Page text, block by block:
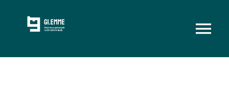
CHI SIAMO